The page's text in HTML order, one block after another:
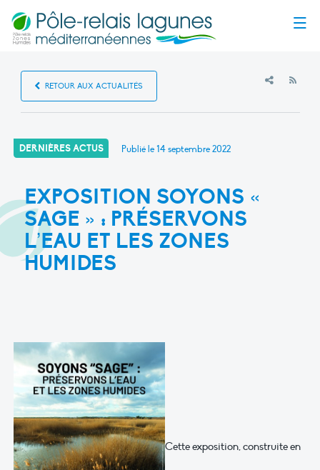
RETOUR AUX ACTUALITÉS
DERNIÈRES ACTUS Publié le14 septembre 2022
EXPOSITION SOYONS «
SAGE » : PRÉSERVONS
L’EAU ET LES ZONES
HUMIDES
Cette exposition, construite en